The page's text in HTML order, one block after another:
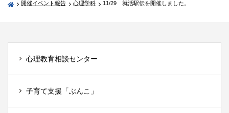
開催イベント報告 心理学科 11/29 就活駅伝を開催しました。
心理教育相談センター
子育て支援「ぶんこ」